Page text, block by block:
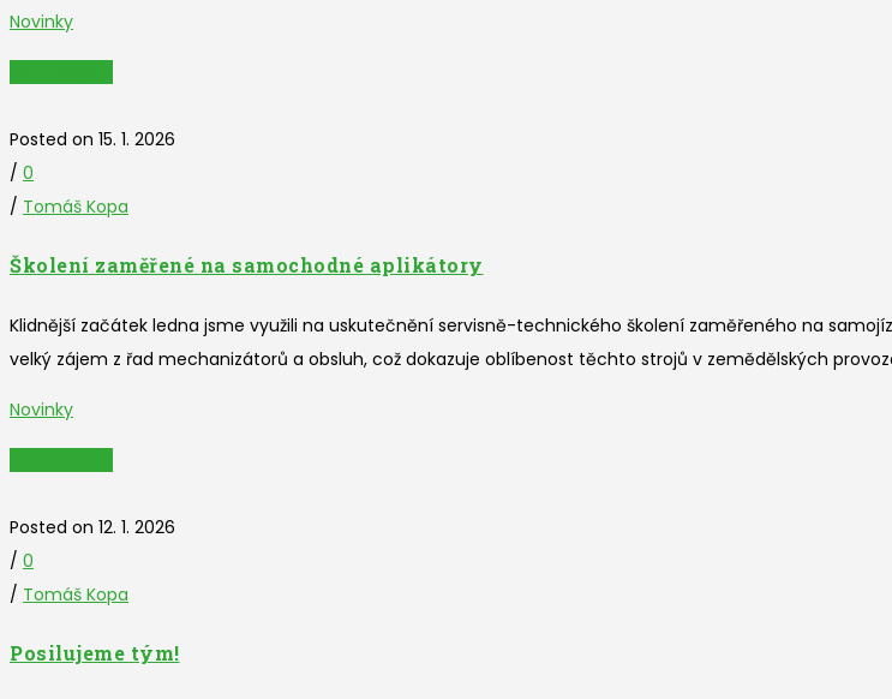
Novinky
Posted on 15. 1. 2026
/ 0
/ Tomáš Kopa
Školení zaměřené na samochodné aplikátory
Klidnější začátek ledna jsme využili na uskutečnění servisně-technického školení zaměřeného na
velký zájem z řad mechanizátorů a obsluh, což dokazuje oblíbenost těchto strojů v zemědělských
Novinky
Posted on 12. 1. 2026
/ 0
/ Tomáš Kopa
Posilujeme tým!